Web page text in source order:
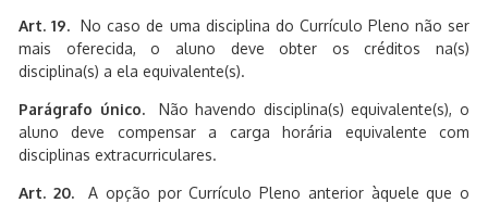
Art. 19.No caso de uma disciplina do Currículo Pleno não ser
mais oferecida, o aluno deve obter os créditos na(s)
disciplina(s) a ela equivalente(s).
Parágrafo único. Não havendo disciplina(s) equivalente(s), o
aluno deve compensar a carga horária equivalente com
disciplinas extracurriculares.
Art. 20.A opção por Currículo Pleno anterior àquele que o